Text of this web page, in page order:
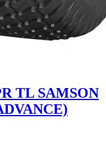
TL SAMSON